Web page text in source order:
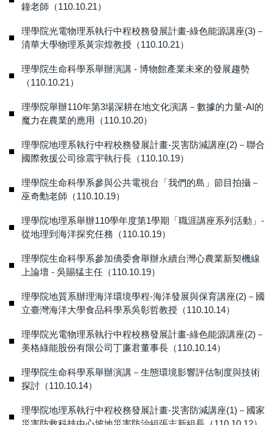
鐘老師（110.10.21）
理學院光電物理系執行中程校務發展計畫-綠色能源講座(3)－
清華大學物理系黃宗煌教授（110.10.21）
理學院生命科學系舉辦演講 - 博物館產業未來的發展趨勢
（110.10.21）
理學院舉辦110年第3場深耕在地文化演講－數據的力量-AI的
魔力在農業的應用（110.10.20）
理學院地理系執行中程校務發展計畫-災害防減講座(2)－聯合
國際救援公司徐震宇執行長（110.10.19）
理學院生命科學系參與公共電視台「我們的島」節目拍攝－
巫奇勳老師（110.10.19）
理學院地理系舉辦110學年度第1學期「職涯講座系列活動」-
從地理到海洋探究任務（110.10.19）
理學院生命科學系參加僑委會舉辦永續台灣心農業新契機線
上論壇 - 吳賜猛主任（110.10.19）
理學院地質系辦理海洋環境學程-海洋發展與保育講座(2)－國
立臺灣海洋大學食品科學系吳彰哲教授（110.10.14）
理學院光電物理系執行中程校務發展計畫-綠色能源講座(2)－
美格綠能股份有限公司丁廉君董事長（110.10.14）
理學院生命科學系舉辦演講－生態環境影響評估制度與技術
探討（110.10.14）
理學院地理系執行中程校務發展計畫-災害防減講座(1)－國家